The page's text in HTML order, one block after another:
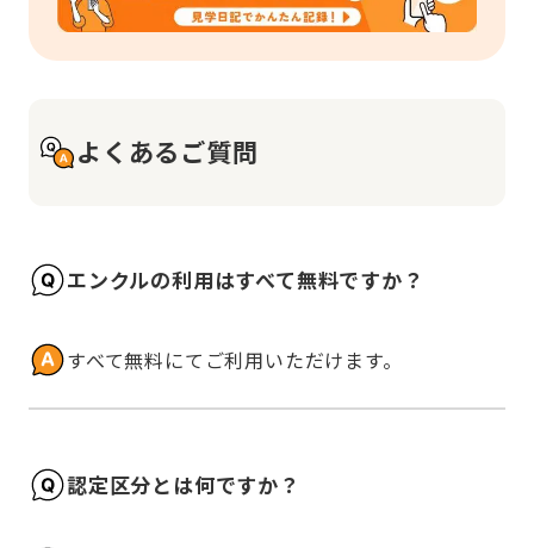
よくあるご質問
エンクルの利用はすべて無料ですか？
すべて無料にてご利用いただけます。
認定区分とは何ですか？